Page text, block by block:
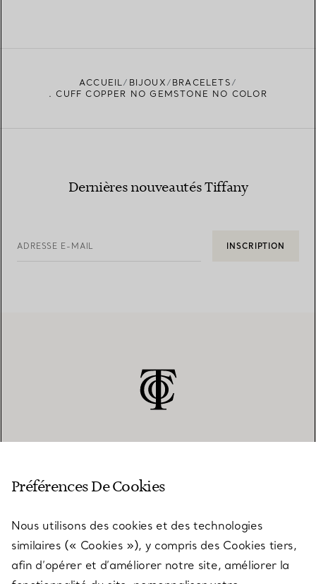
ACCUEIL BIJOUX
BRACELETS
. CUFF COPPER NO GEMSTONE NO COLOR
Dernières nouveautés Tiffany
ADRESSE E-MAIL INSCRIPTION
SERVICES
Préférences De Cookies
Nous utilisons des cookies et des technologies
similaires (« Cookies »), y compris des Cookies tiers,
afin d’opérer et d’améliorer notre site, améliorer la